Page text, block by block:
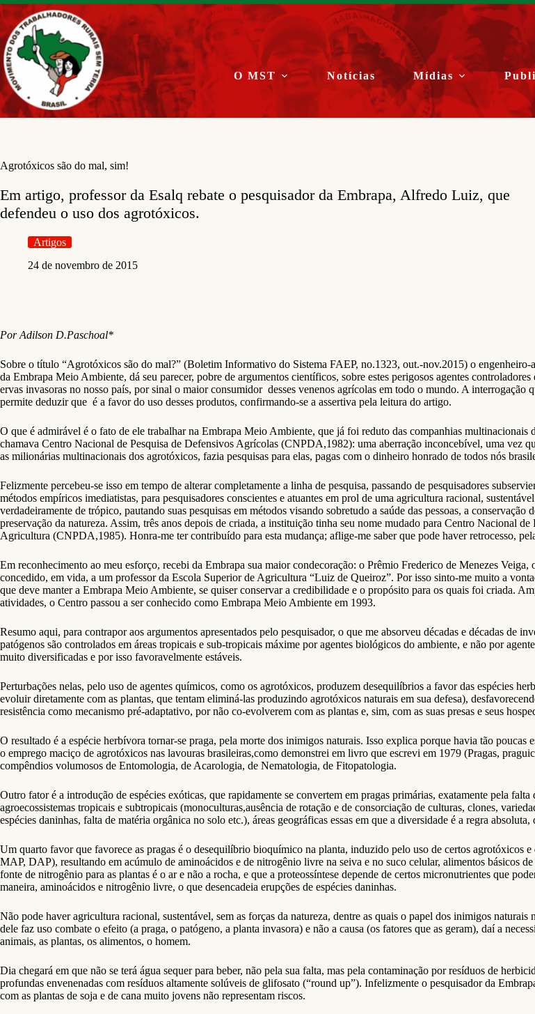
Pular
para
o
conteúdo
O MST Notícias Mídias
Agrotóxicos são do mal, sim!
Em artigo, professor da Esalq rebate o pesquisador da Embrapa, Alfredo Luiz, que
defendeu o uso dos agrotóxicos.
Artigos
24 de novembro de 2015
Por Adilson D.Paschoal*
Sobre o título “Agrotóxicos são do mal?” (Boletim Informativo do Sistema FAEP, no.1323, out.-nov.2015) o
da Embrapa Meio Ambiente, dá seu parecer, pobre de argumentos científicos, sobre estes perigosos agentes controladores
ervas invasoras no nosso país, por sinal o maior consumidor desses venenos agrícolas em todo o mundo. A interrogação
permite deduzir que é a favor do uso desses produtos, confirmando-se a assertiva pela leitura do artigo.
O que é admirável é o fato de ele trabalhar na Embrapa Meio Ambiente, que já foi reduto das companhias multinacionais
chamava Centro Nacional de Pesquisa de Defensivos Agrícolas (CNPDA,1982): uma aberração inconcebível, uma vez
as milionárias multinacionais dos agrotóxicos, fazia pesquisas para elas, pagas com o dinheiro honrado de todos nós
Felizmente percebeu-se isso em tempo de alterar completamente a linha de pesquisa, passando de pesquisadores
métodos empíricos imediatistas, para pesquisadores conscientes e atuantes em prol de uma agricultura racional,
verdadeiramente de trópico, pautando suas pesquisas em métodos visando sobretudo a saúde das pessoas, a conservação
preservação da natureza. Assim, três anos depois de criada, a instituição tinha seu nome mudado para Centro Nacional de
Agricultura (CNPDA,1985). Honra-me ter contribuído para esta mudança; aflige-me saber que pode haver retrocesso,
Em reconhecimento ao meu esforço, recebi da Embrapa sua maior condecoração: o Prêmio Frederico de Menezes Veiga,
concedido, em vida, a um professor da Escola Superior de Agricultura “Luiz de Queiroz”. Por isso sinto-me muito a
que deve manter a Embrapa Meio Ambiente, se quiser conservar a credibilidade e o propósito para os quais foi criada.
atividades, o Centro passou a ser conhecido como Embrapa Meio Ambiente em 1993.
Resumo aqui, para contrapor aos argumentos apresentados pelo pesquisador, o que me absorveu décadas e décadas de
patógenos são controlados em áreas tropicais e sub-tropicais máxime por agentes biológicos do ambiente, e não por
muito diversificadas e por isso favoravelmente estáveis.
Perturbações nelas, pelo uso de agentes químicos, como os agrotóxicos, produzem desequilíbrios a favor das espécies
evoluir diretamente com as plantas, que tentam eliminá-las produzindo agrotóxicos naturais em sua defesa),
resistência como mecanismo pré-adaptativo, por não co-evolverem com as plantas e, sim, com as suas presas e seus
O resultado é a espécie herbívora tornar-se praga, pela morte dos inimigos naturais. Isso explica porque havia tão poucas
o emprego maciço de agrotóxicos nas lavouras brasileiras,como demonstrei em livro que escrevi em 1979 (Pragas,
compêndios volumosos de Entomologia, de Acarologia, de Nematologia, de Fitopatologia.
Outro fator é a introdução de espécies exóticas, que rapidamente se convertem em pragas primárias, exatamente pela
agroecossistemas tropicais e subtropicais (monoculturas,ausência de rotação e de consorciação de culturas, clones,
espécies daninhas, falta de matéria orgânica no solo etc.), áreas geográficas essas em que a diversidade é a regra
Um quarto favor que favorece as pragas é o desequilíbrio bioquímico na planta, induzido pelo uso de certos agrotóxicos
MAP, DAP), resultando em acúmulo de aminoácidos e de nitrogênio livre na seiva e no suco celular, alimentos básicos
fonte de nitrogênio para as plantas é o ar e não a rocha, e que a proteossíntese depende de certos micronutrientes que
maneira, aminoácidos e nitrogênio livre, o que desencadeia erupções de espécies daninhas.
Não pode haver agricultura racional, sustentável, sem as forças da natureza, dentre as quais o papel dos inimigos
dele faz uso combate o efeito (a praga, o patógeno, a planta invasora) e não a causa (os fatores que as geram), daí a
animais, as plantas, os alimentos, o homem.
Dia chegará em que não se terá água sequer para beber, não pela sua falta, mas pela contaminação por resíduos de
profundas envenenadas com resíduos altamente solúveis de glifosato (“round up”). Infelizmente o pesquisador da
com as plantas de soja e de cana muito jovens não representam riscos.